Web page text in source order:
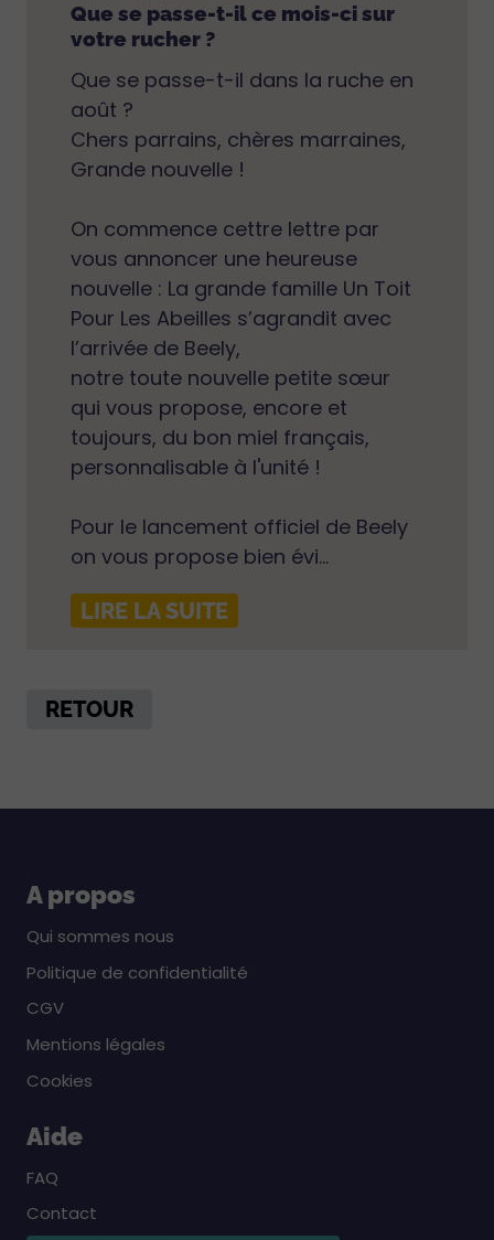
Que se passe-t-il ce mois-ci sur
votre rucher ?
Que se passe-t-il dans la ruche en
août ?
Chers parrains, chères marraines,
Grande nouvelle !
On commence cettre lettre par
vous annoncer une heureuse
nouvelle : La grande famille Un Toit
Pour Les Abeilles s’agrandit avec
l’arrivée de Beely,
notre toute nouvelle petite sœur
qui vous propose, encore et
toujours, du bon miel français,
personnalisable à l'unité !
Pour le lancement officiel de Beely
on vous propose bien évi...
LIRE LA SUITE
RETOUR
A propos
Qui sommes nous
Politique de confidentialité
CGV
Mentions légales
Cookies
Aide
FAQ
Contact